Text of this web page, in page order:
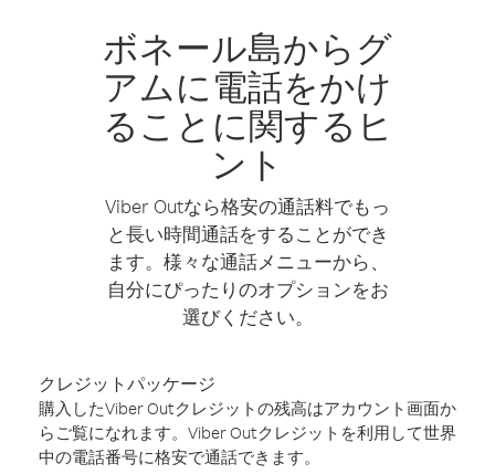
ボネール島からグ
アムに電話をかけ
ることに関するヒ
ント
Viber Outなら格安の通話料でもっ
と長い時間通話をすることができ
ます。様々な通話メニューから、
自分にぴったりのオプションをお
選びください。
クレジットパッケージ
購入したViber Outクレジットの残高はアカウント画面か
らご覧になれます。Viber Outクレジットを利用して世界
中の電話番号に格安で通話できます。